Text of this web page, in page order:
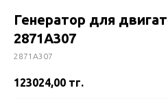
Генератор для
2871A307
2871A307
123024,00 тг.